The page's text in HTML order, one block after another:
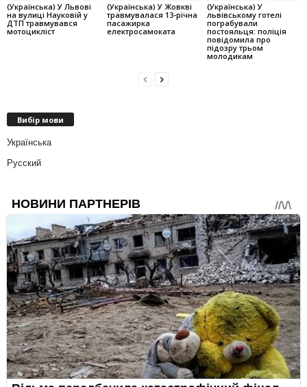
(Українська) У Львові
на вулиці Науковій у
ДТП травмувався
мотоцикліст
(Українська) У Жовкві
травмувалася 13-річна
пасажирка
електросамоката
(Українська) У
львівському готелі
пограбували
постояльця: поліція
повідомила про
підозру трьом
молодикам
Вибір мови
Українська
Русский